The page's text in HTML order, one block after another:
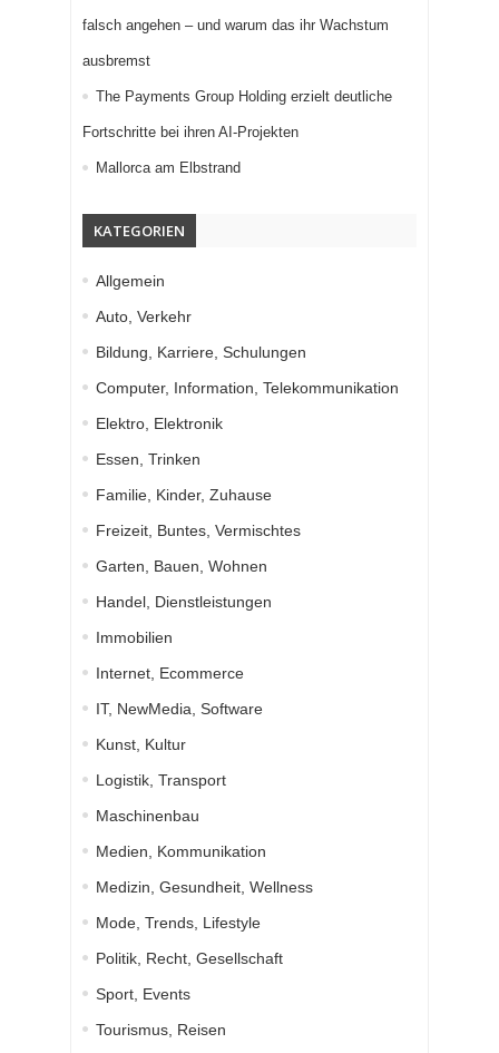
falsch angehen – und warum das ihr Wachstum
ausbremst
The Payments Group Holding erzielt deutliche
Fortschritte bei ihren AI-Projekten
Mallorca am Elbstrand
KATEGORIEN
Allgemein
Auto, Verkehr
Bildung, Karriere, Schulungen
Computer, Information, Telekommunikation
Elektro, Elektronik
Essen, Trinken
Familie, Kinder, Zuhause
Freizeit, Buntes, Vermischtes
Garten, Bauen, Wohnen
Handel, Dienstleistungen
Immobilien
Internet, Ecommerce
IT, NewMedia, Software
Kunst, Kultur
Logistik, Transport
Maschinenbau
Medien, Kommunikation
Medizin, Gesundheit, Wellness
Mode, Trends, Lifestyle
Politik, Recht, Gesellschaft
Sport, Events
Tourismus, Reisen